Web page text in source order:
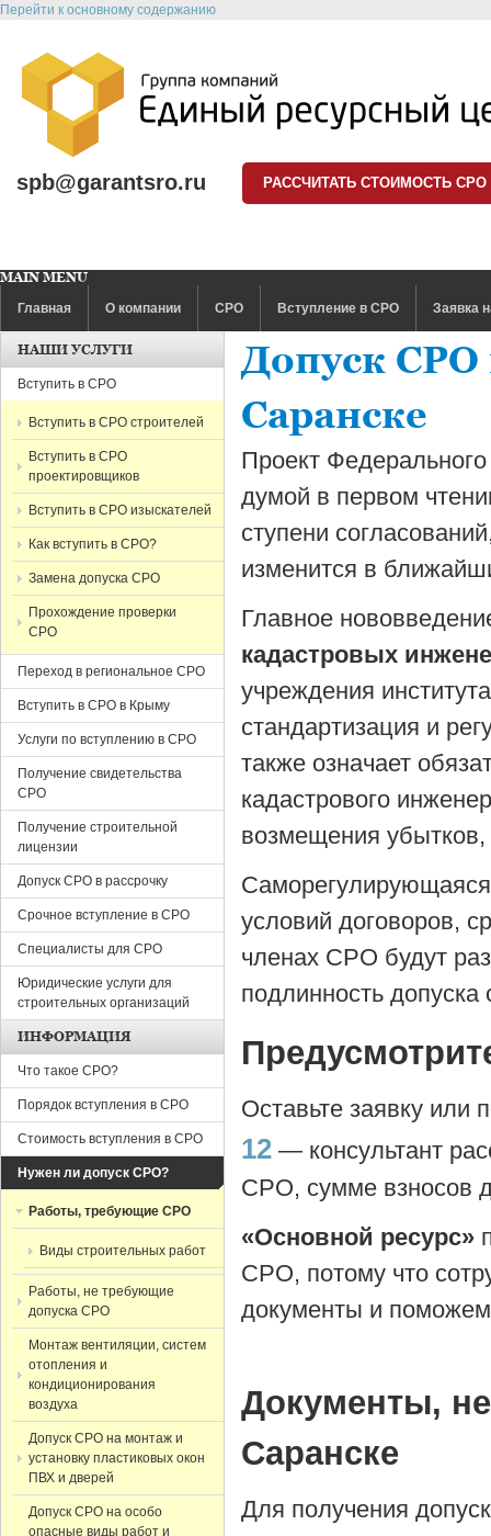
Перейти к основному содержанию
spb@garantsro.ru РАССЧИТАТЬ СТОИМОСТЬ СРО
MAIN MENU
Главная
О компании СРО Вступление в СРО Заявка
Допуск СРО
Саранске
Проект
думой в первом
ступени
изменится в
Главное
кадастровых
учреждения
стандартизация и
также означает
кадастрового
возмещения
Саморегулирующаяся
условий договоров,
членах СРО будут
подлинность
Оставьте заявку или
12 — консультант
СРО, сумме взносов
«Основной ресурс»
СРО, потому что
документы и поможем
Документы,
Саранске
Для получения
НАШИ УСЛУГИ
Вступить в СРО
Вступить в СРО строителей
Вступить в СРО
проектировщиков
Вступить в СРО изыскателей
Как вступить в СРО?
Замена допуска СРО
Прохождение проверки
СРО
Переход в региональное СРО
Вступить в СРО в Крыму
Услуги по вступлению в СРО
Получение свидетельства
СРО
Получение строительной
лицензии
Допуск СРО в рассрочку
Срочное вступление в СРО
Специалисты для СРО
Юридические услуги для
строительных организаций
ИНФОРМАЦИЯ
Что такое СРО?
Порядок вступления в СРО
Стоимость вступления в СРО
Нужен ли допуск СРО?
Работы, требующие СРО
Виды строительных работ
Работы, не требующие
допуска СРО
Монтаж вентиляции, систем
отопления и
кондиционирования
воздуха
Допуск СРО на монтаж и
установку пластиковых окон
ПВХ и дверей
Допуск СРО на особо
опасные виды работ и